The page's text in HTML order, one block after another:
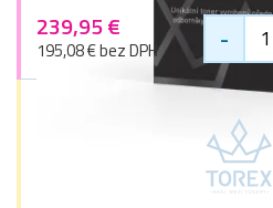
239,95 €
195,08 € bez DPH -